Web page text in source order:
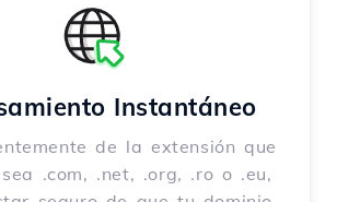
Instantáneo
de la extensión que
.com, .net, .org, .ro o .eu,